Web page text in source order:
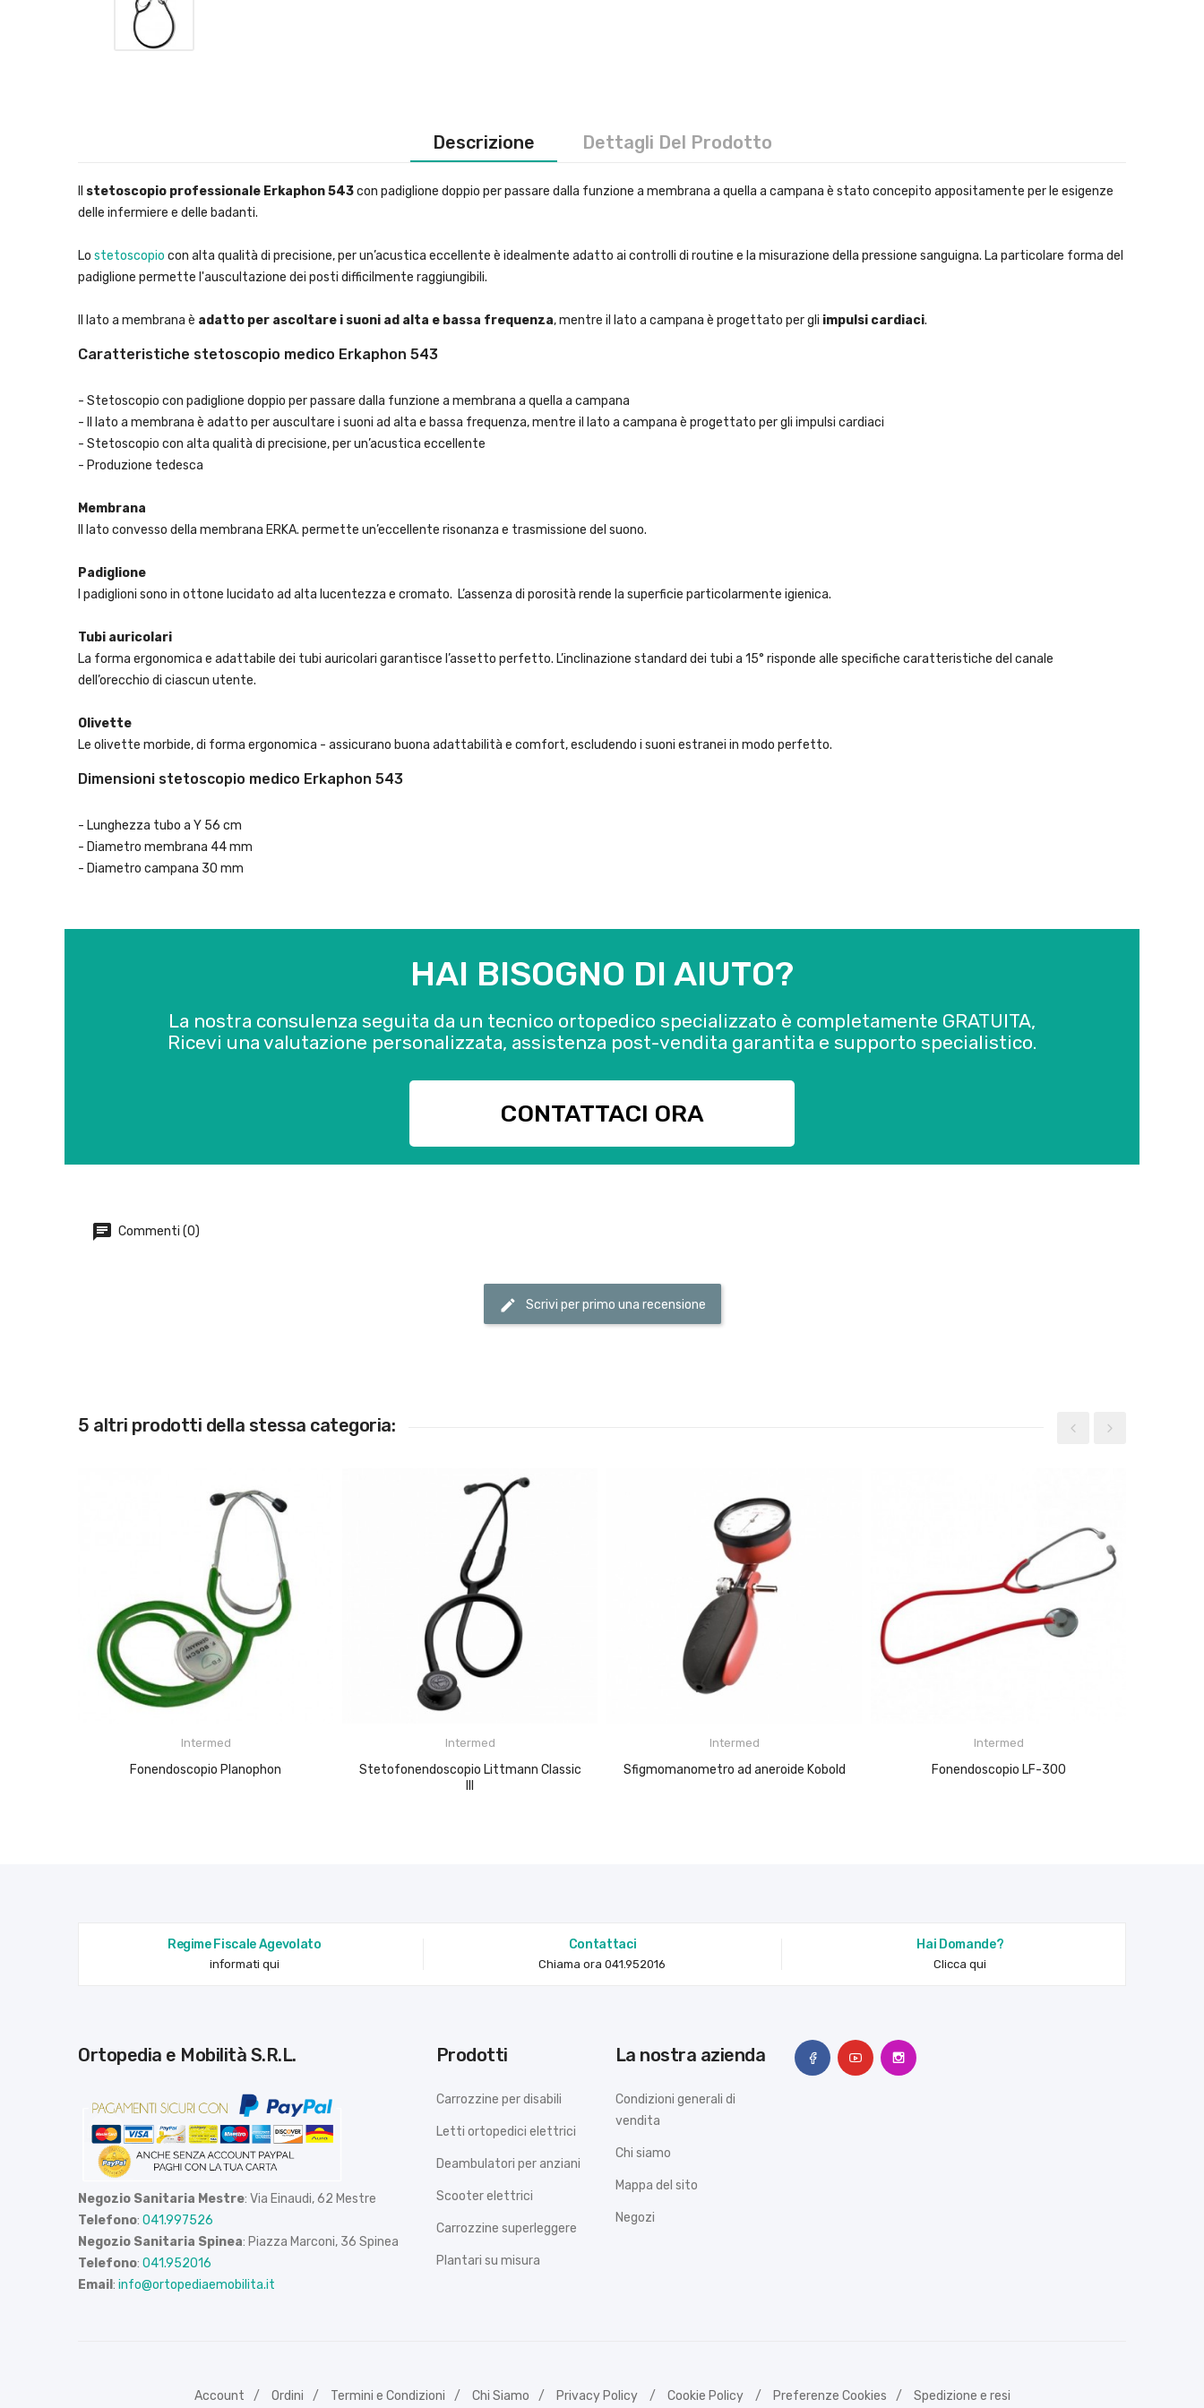
Descrizione Dettagli Del Prodotto
stetoscopio professionale Erkaphon 543con padiglione doppio per passare dalla funzione a membrana a quella a campana è stato concepito appositamente per le esigenze
delle infermiere e delle badanti.
Lo stetoscopio con alta qualità di precisione, per un’acustica eccellente è idealmente adatto ai controlli di routine e la misurazione della pressione sanguigna. La particolare forma del
padiglione permette l'auscultazione dei posti difficilmente raggiungibili.
Il lato a membrana è adatto per ascoltare i suoni ad alta e bassa frequenza, mentre il lato a campana è progettato per gli impulsi cardiaci.
Caratteristiche stetoscopio medico Erkaphon 543
- Stetoscopio con padiglione doppio per passare dalla funzione a membrana a quella a campana
- Il lato a membrana è adatto per auscultare i suoni ad alta e bassa frequenza, mentre il lato a campana è progettato per gli impulsi cardiaci
- Stetoscopio con alta qualità di precisione, per un’acustica eccellente
- Produzione tedesca
Membrana
Il lato convesso della membrana ERKA. permette un’eccellente risonanza e trasmissione del suono.
Padiglione
I padiglioni sono in ottone lucidato ad alta lucentezza e cromato. L’assenza di porosità rende la superficie particolarmente igienica.
Tubi auricolari
La forma ergonomica e adattabile dei tubi auricolari garantisce l’assetto perfetto. L’inclinazione standard dei tubi a 15° risponde alle specifiche caratteristiche del canale
dell’orecchio di ciascun utente.
Olivette
Le olivette morbide, di forma ergonomica - assicurano buona adattabilità e comfort, escludendo i suoni estranei in modo perfetto.
Dimensioni stetoscopio medico Erkaphon 543
- Lunghezza tubo a Y 56 cm
- Diametro membrana 44 mm
- Diametro campana 30 mm
HAI BISOGNO DI AIUTO?
La nostra consulenza seguita da un tecnico ortopedico specializzato è completamente GRATUITA,
Ricevi una valutazione personalizzata, assistenza post-vendita garantita e supporto specialistico.
CONTATTACI ORA
Commenti (0)
Scrivi per primo una recensione
5 altri prodotti della stessa categoria:
Intermed
Fonendoscopio Planophon
Intermed
Stetofonendoscopio Littmann Classic
Intermed
Sfigmomanometro ad aneroide Kobold
Intermed
Fonendoscopio LF-300
Regime Fiscale Agevolato
informati qui
Contattaci
Chiama ora 041.952016
Hai Domande?
Clicca qui
Ortopedia e Mobilità S.R.L.
Negozio Sanitaria Mestre: Via Einaudi, 62 Mestre
Telefono: 041.997526
Negozio Sanitaria Spinea: Piazza Marconi, 36 Spinea
Telefono: 041.952016
Email : info@ortopediaemobilita.it
Prodotti
Carrozzine per disabili
Letti ortopedici elettrici
Deambulatori per anziani
Scooter elettrici
Carrozzine superleggere
Plantari su misura
La nostra azienda
Condizioni generali di
vendita
Chi siamo
Mappa del sito
Negozi
Account Ordini Termini e Condizioni Chi Siamo Privacy Policy Cookie Policy Preferenze Cookies Spedizione e resi